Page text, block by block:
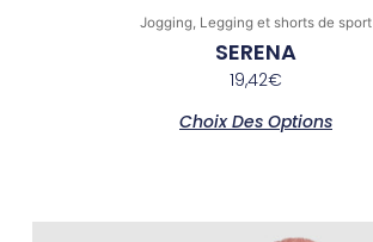
Jogging, Legging et shorts de sport
SERENA
19,42€
Choix Des Options